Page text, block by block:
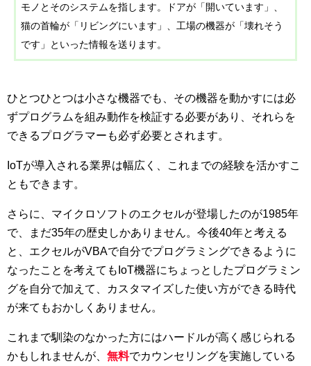
モノとそのシステムを指します。ドアが「開いています」、
猫の首輪が「リビングにいます」、工場の機器が「壊れそう
です」といった情報を送ります。
ひとつひとつは小さな機器でも、その機器を動かすには必
ずプログラムを組み動作を検証する必要があり、それらを
できるプログラマーも必ず必要とされます。
IoTが導入される業界は幅広く、これまでの経験を活かすこ
ともできます。
さらに、マイクロソフトのエクセルが登場したのが1985年
で、まだ35年の歴史しかありません。今後40年と考える
と、エクセルがVBAで自分でプログラミングできるように
なったことを考えてもIoT機器にちょっとしたプログラミン
グを自分で加えて、カスタマイズした使い方ができる時代
が来てもおかしくありません。
これまで馴染のなかった方にはハードルが高く感じられる
かもしれませんが、 無料でカウンセリングを実施している